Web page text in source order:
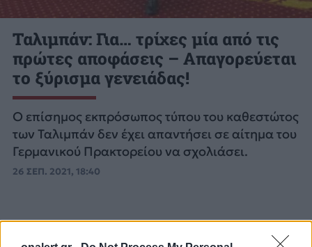
Ταλιμπάν: Για… τρίχες μία από τις
πρώτες αποφάσεις – Απαγορεύεται
το ξύρισμα γενειάδας!
Ο επίσημος εκπρόσωπος τύπου του καθεστώτος
των Ταλιμπάν δεν έχει απαντήσει σε αίτημα του
Γερμανικού Πρακτορείου να σχολιάσει.
26 ΣΕΠ. 2021, 18:40